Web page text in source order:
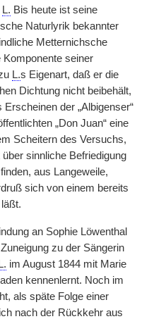
L. Bis heute ist seine
Naturlyrik bekannter
Metternichsche
Komponente seiner
L.s Eigenart, daß er die
Dichtung nicht beibehält,
der „Albigenser“
„Don Juan“ eine
Scheitern des Versuchs,
sinnliche Befriedigung
aus Langeweile,
sich von einem bereits
an Sophie Löwenthal
zu der Sängerin
L. im August 1844 mit Marie
kennenlernt. Noch im
als späte Folge einer
nach der Rückkehr aus